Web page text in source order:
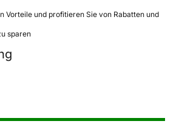
Vorteile und profitieren Sie von Rabatten und
sparen